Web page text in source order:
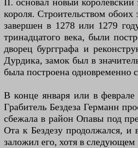
короля. Строительством
завершен в 1278 или 1279
тринадцатого века, были
дворец бургграфа и
Дурдика, замок был в
была построена одновременно
В конце января или в
Грабитель Бездеза Германн
сбежала в район Опавы под
Ота к Бездезу продолжался,
заложил его, хотя в